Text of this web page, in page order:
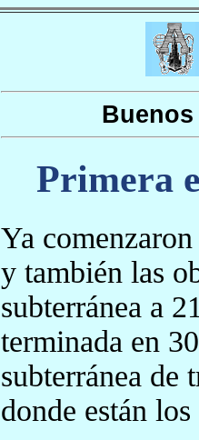
Buenos
Primera
Ya
y también las
subterránea a
terminada en
subterránea de
donde están